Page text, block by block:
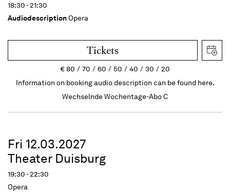
18:30 - 21:30
AudiodescriptionOpera
Tickets
€80 70 60 50 40 30
20
Information on booking audio description can be found here.
Wechselnde Wochentage-Abo C
Fri 12.03.2027
Theater Duisburg
19:30 - 22:30
Opera